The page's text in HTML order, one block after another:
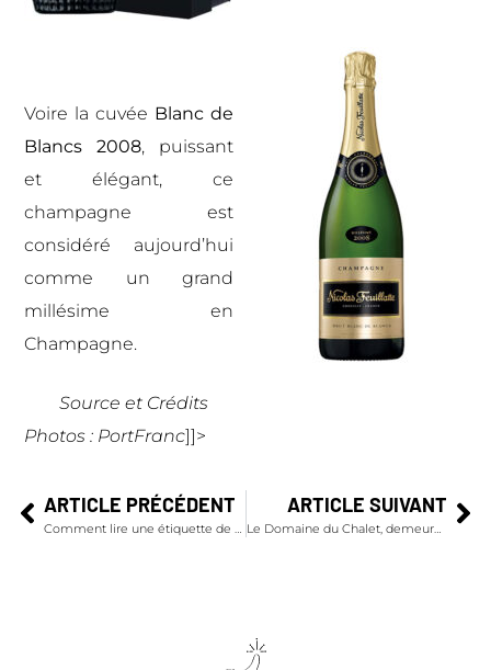
Voire la cuvée Blanc de
Blancs 2008, puissant
et élégant, ce
champagne est
considéré aujourd’hui
comme un grand
millésime en
Champagne.
Source et Crédits
Photos : PortFranc]]>
ARTICLE PRÉCÉDENT
Comment lire une étiquette de champagne ?
ARTICLE SUIVANT
Le Domaine du Chalet, demeure d’exception des champagnes Palmer & Co